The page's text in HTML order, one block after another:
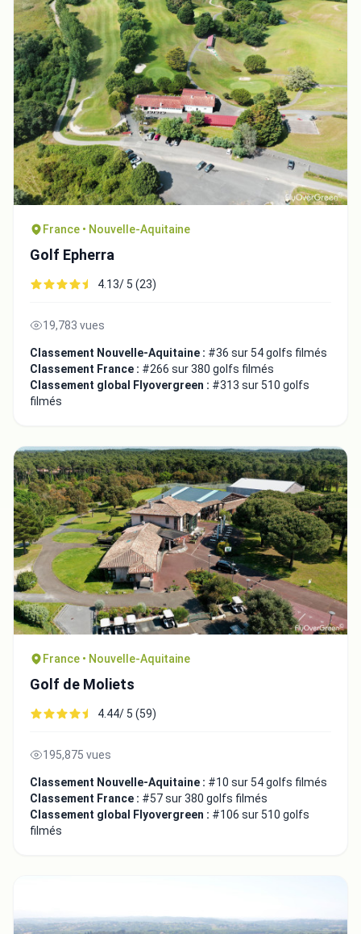
France • Nouvelle-Aquitaine
Golf Epherra
4.13/ 5 (23)
19,783 vues
Classement Nouvelle-Aquitaine : #36 sur 54 golfs filmés
Classement France : #266 sur 380 golfs filmés
Classement global Flyovergreen : #313 sur 510 golfs
filmés
France • Nouvelle-Aquitaine
Golf de Moliets
4.44/ 5 (59)
195,875 vues
Classement Nouvelle-Aquitaine : #10 sur 54 golfs filmés
Classement France : #57 sur 380 golfs filmés
Classement global Flyovergreen : #106 sur 510 golfs
filmés
Fermer